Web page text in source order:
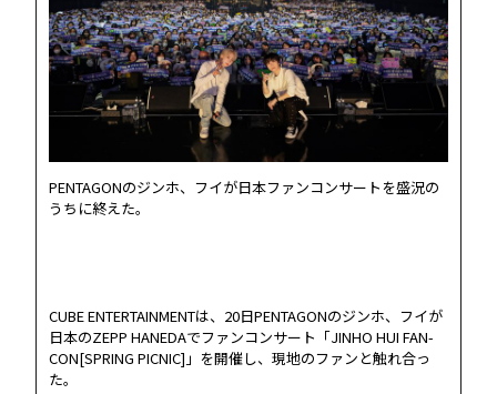
PENTAGONのジンホ、フイが日本ファンコンサートを盛況の
うちに終えた。
CUBE ENTERTAINMENTは、20日PENTAGONのジンホ、フイが
日本のZEPP HANEDAでファンコンサート「JINHO HUI FAN-
CON[SPRING PICNIC]」を開催し、現地のファンと触れ合っ
た。